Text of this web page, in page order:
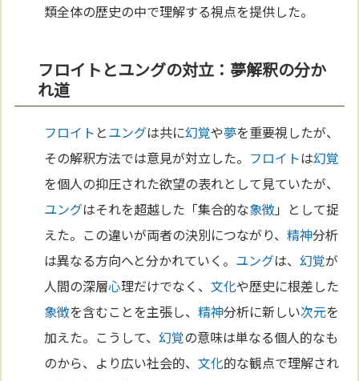
類全体の歴史の中で理解する視点を提供した。
フロイトとユングの対立：夢解釈の分か
れ道
フロイト とユングは共に幻覚や夢を重要視したが、
その解釈方法では意見が対立した。 フロイトは幻覚
を個人の抑圧された欲望の表れとして見ていたが、
ユングはそれを超越した「集合的な象徴」として捉
えた。この違いが両者の決別につながり、精神分析
は異なる方向へと分かれていく。 ユングは、幻覚が
人間の深層心理だけでなく、文化や歴史に根差した
象徴を含むことを主張し、精神分析に新しい次元を
加えた。こうして、幻覚の意味は単なる個人的なも
のから、より広い社会的、文化的な観点で理解され